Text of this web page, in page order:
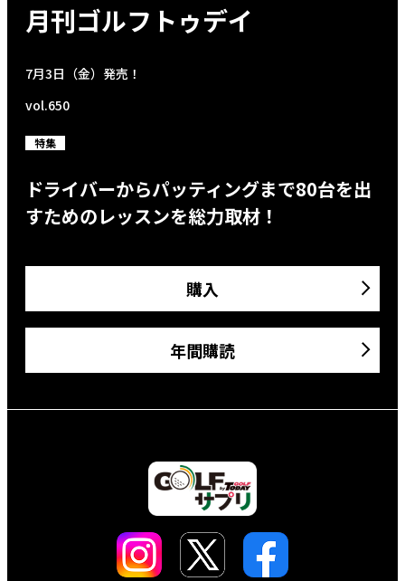
月刊ゴルフトゥデイ
7月3日（金）発売！
vol.650
特集
ドライバーからパッティングまで80台を出
すためのレッスンを総力取材！
購入
年間購読